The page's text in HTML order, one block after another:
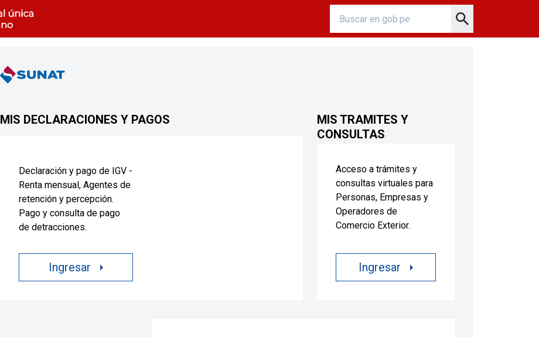
MIS DECLARACIONES Y PAGOS
Declaración y pago de IGV -
Renta mensual, Agentes de
retención y percepción.
Pago y consulta de pago
de detracciones.
Ingresar
MIS TRAMITES Y
CONSULTAS
Acceso a trámites y
consultas virtuales para
Personas, Empresas y
Operadores de
Comercio Exterior.
Ingresar